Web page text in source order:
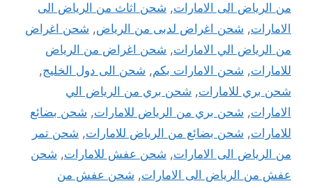
من الرياض الى الامارات, شحن اثاث من الرياض الى
الامارات, شحن اغراض لدبى من الرياض, شحن اغراض
من الرياض الي الامارات, شحن اغراض من الرياض
للامارات, شحن الامارات بكم, شحن الى دول الخليج,
شحن بري للامارات, شحن بري من الرياض الي
الامارات, شحن بري من الرياض للامارات, شحن بضائع
للامارات, شحن بضائع من الرياض للامارات, شحن تمر
من الرياض الى الامارات, شحن عفش للامارات, شحن
عفش من الرياض الى الامارات, شحن عفش من